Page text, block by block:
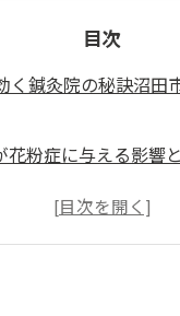
目次
く鍼灸院の秘訣沼田
花粉症に与える影響
での鍼灸院選びのポイ